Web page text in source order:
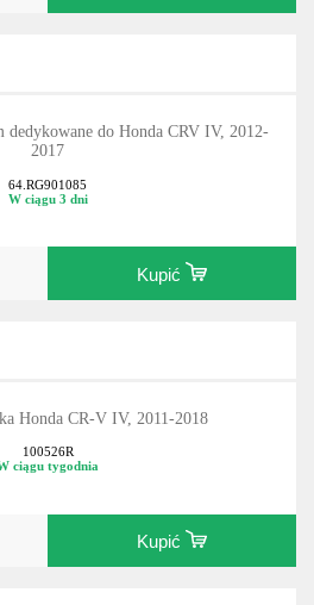
do Honda CRV IV, 2012-
2017
64.RG901085
W ciągu 3 dni
Kupić
Honda CR-V IV, 2011-2018
100526R
ciągu tygodnia
Kupić